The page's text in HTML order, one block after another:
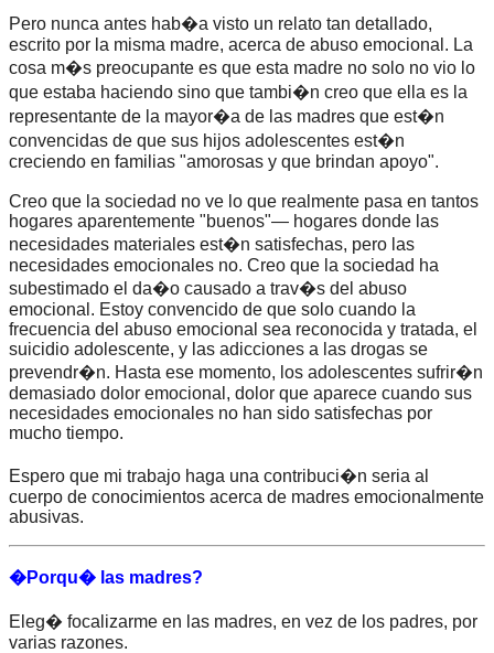
Pero nunca antes hab�a visto un relato tan detallado,
escrito por la misma madre, acerca de abuso emocional. La
cosa m�s preocupante es que esta madre no solo no vio lo
que estaba haciendo sino que tambi�n creo que ella es la
representante de la mayor�a de las madres que est�n
convencidas de que sus hijos adolescentes est�n
creciendo en familias "amorosas y que brindan apoyo".
Creo que la sociedad no ve lo que realmente pasa en tantos
hogares aparentemente "buenos"— hogares donde las
necesidades materiales est�n satisfechas, pero las
necesidades emocionales no. Creo que la sociedad ha
subestimado el da�o causado a trav�s del abuso
emocional. Estoy convencido de que solo cuando la
frecuencia del abuso emocional sea reconocida y tratada, el
suicidio adolescente, y las adicciones a las drogas se
prevendr�n. Hasta ese momento, los adolescentes sufrir�n
demasiado dolor emocional, dolor que aparece cuando sus
necesidades emocionales no han sido satisfechas por
mucho tiempo.
Espero que mi trabajo haga una contribuci�n seria al
cuerpo de conocimientos acerca de madres emocionalmente
abusivas.
�Porqu� las madres?
Eleg� focalizarme en las madres, en vez de los padres, por
varias razones.